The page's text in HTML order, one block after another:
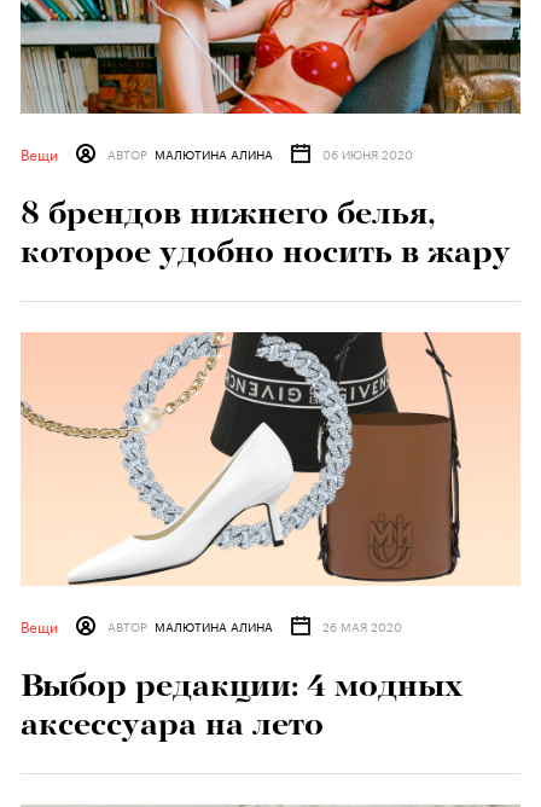
Вещи АВТОР МАЛЮТИНА АЛИНА 06 ИЮНЯ 2020
8 брендов нижнего белья,
которое удобно носить в жару
Вещи АВТОР МАЛЮТИНА АЛИНА 26 МАЯ 2020
Выбор редакции: 4 модных
аксессуара на лето